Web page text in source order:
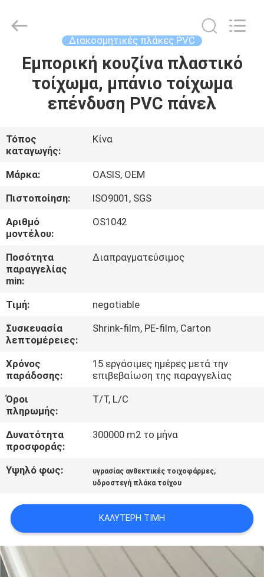
ΣΠΊΤΙ
ΠΡΟΪΌΝΤΑ
ΠΕΡΊΠΟΥ
ΕΜΕΊΣ
ΓΎΡΟΣ
ΕΡΓΟΣΤΑΣΊΩΝ
ΠΟΙΟΤΙΚΌΣ
ΈΛΕΓΧΟΣ
ΜΑΣ
ΕΛΆΤΕ
ΕΠΑΦΉ
ΜΕ
ΖΗΤΉΣΤΕ
ΈΝΑ
ΑΠΌΣΠΑΣΜΑ
SITEMAP
PRIVACY
POLICY
Material
CO.,LTD.
Reserved.
Διακοσμητικές πλάκες PVC
Εμπορική κουζίνα πλαστικό
τοίχωμα, μπάνιο τοίχωμα
επένδυση PVC πάνελ
Τόπος
καταγωγής:
Κίνα
Μάρκα:
OASIS, OEM
Πιστοποίηση:
ISO9001, SGS
Αριθμό
μοντέλου:
OS1042
Ποσότητα
παραγγελίας
min:
Διαπραγματεύσιμος
Τιμή:
negotiable
Συσκευασία
λεπτομέρειες:
Shrink-film, PE-film, Carton
Χρόνος
παράδοσης:
15 εργάσιμες ημέρες μετά την
επιβεβαίωση της παραγγελίας
Όροι
πληρωμής:
T/T, L/C
Δυνατότητα
προσφοράς:
300000 m2 το μήνα
Υψηλό φως: υγρασίας ανθεκτικές τοιχοφάρμες,
υδροστεγή πλάκα τοίχου
ΚΑΛΎΤΕΡΗ ΤΙΜΉ